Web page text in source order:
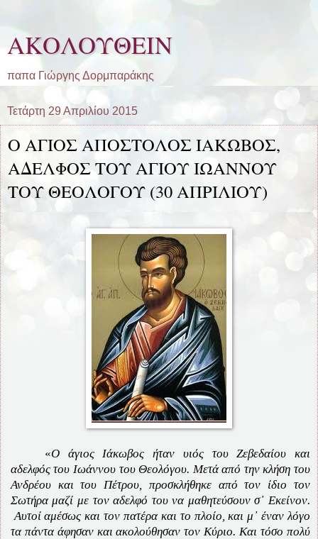
ΑΚΟΛΟΥΘΕΙΝ
παπα Γιώργης Δορμπαράκης
Τετάρτη 29 Απριλίου 2015
Ο ΑΓΙΟΣ ΑΠΟΣΤΟΛΟΣ ΙΑΚΩΒΟΣ,
ΑΔΕΛΦΟΣ ΤΟΥ ΑΓΙΟΥ ΙΩΑΝΝΟΥ
ΤΟΥ ΘΕΟΛΟΓΟΥ (30 ΑΠΡΙΛΙΟΥ)
«Ο άγιος Ιάκωβος ήταν υιός του Ζεβεδαίου και
αδελφός του Ιωάννου του Θεολόγου. Μετά από την κλήση του
Ανδρέου και του Πέτρου, προσκλήθηκε από τον ίδιο τον
Σωτήρα μαζί με τον αδελφό του να μαθητεύσουν σ᾽ Εκείνον.
Αυτοί αμέσως και τον πατέρα και το πλοίο, και μ᾽ έναν λόγο
τα πάντα άφησαν και ακολούθησαν τον Κύριο. Και τόσο πολύ